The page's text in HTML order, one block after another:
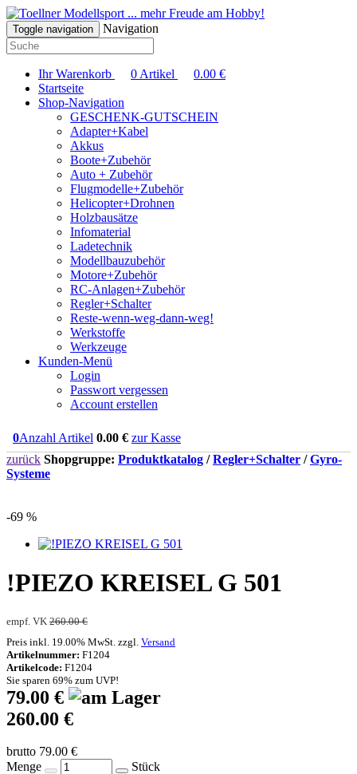
... mehr Freude am Hobby!
Toggle navigation Navigation
Ihr Warenkorb 0 Artikel 0.00 €
Startseite
Shop-Navigation
GESCHENK-GUTSCHEIN
Adapter+Kabel
Akkus
Boote+Zubehör
Auto + Zubehör
Flugmodelle+Zubehör
Helicopter+Drohnen
Holzbausätze
Infomaterial
Ladetechnik
Modellbauzubehör
Motore+Zubehör
RC-Anlagen+Zubehör
Regler+Schalter
Reste-wenn-weg-dann-weg!
Werkstoffe
Werkzeuge
Kunden-Menü
Login
Passwort vergessen
Account erstellen
0Anzahl Artikel 0.00 € zur Kasse
zurück Shopgruppe: Produktkatalog /Regler+Schalter /Gyro-
Systeme
-69 %
!PIEZO KREISEL G 501
empf. VK 260.00 €
Preis inkl. 19.00% MwSt. zzgl. Versand
Artikelnummer: F1204
Artikelcode: F1204
Sie sparen 69% zum UVP!
79.00 €
260.00 €
brutto 79.00 €
Menge
Stück